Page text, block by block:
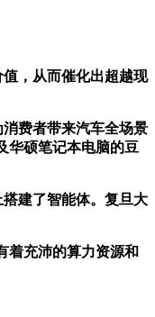
，从而催化出超越现
费者带来汽车全场景
华硕笔记本电脑的豆
建了智能体。复旦大
充沛的算力资源和